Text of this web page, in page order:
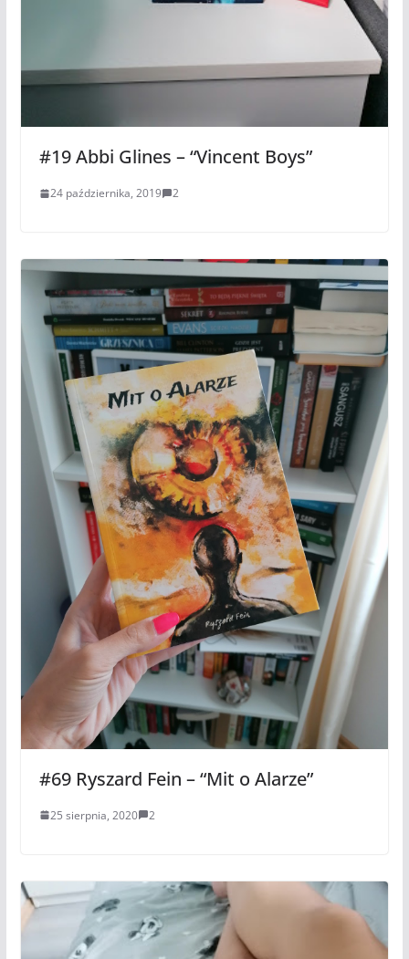
#19 Abbi Glines – “Vincent Boys”
24 października, 2019 2
#69 Ryszard Fein – “Mit o Alarze”
25 sierpnia, 2020 2